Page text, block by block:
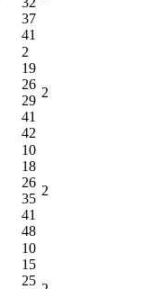
37
41
2
19
26
29
41
42
2
10
18
26
35
41
48
2
10
15
25